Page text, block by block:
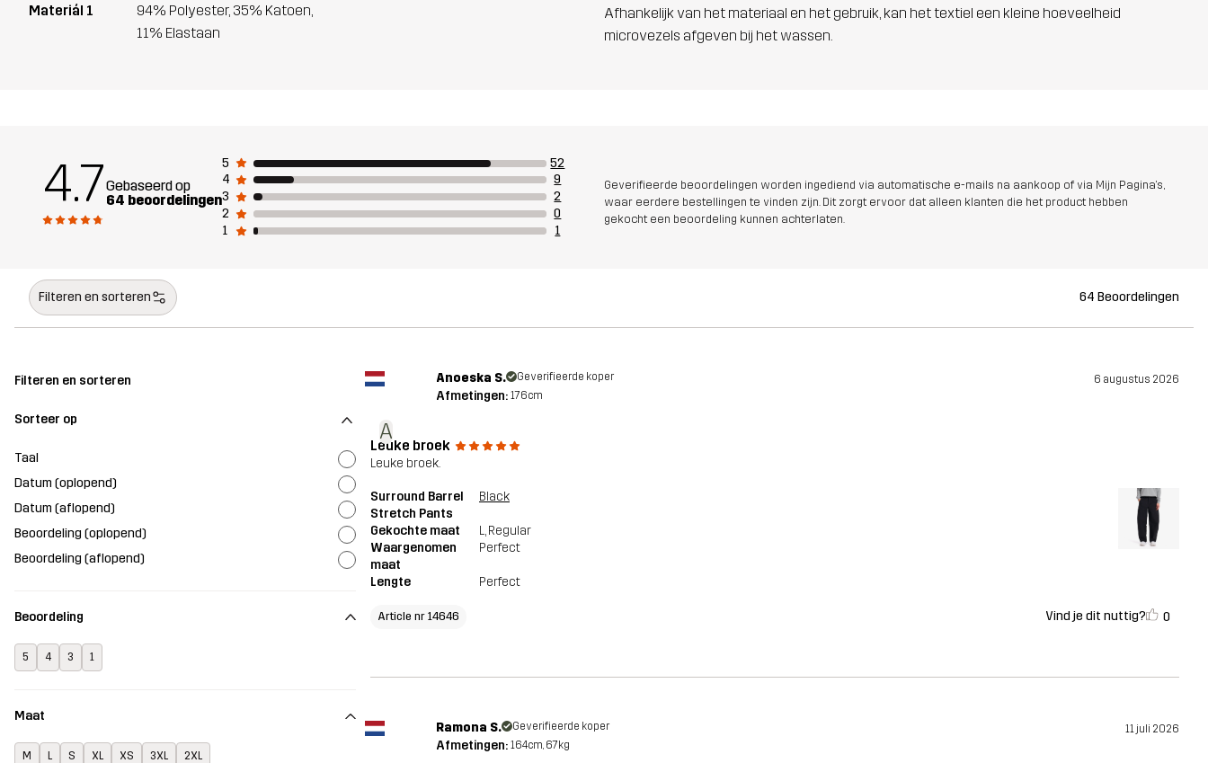
Materiál 1
94% Polyester, 35% Katoen,
11% Elastaan
Afhankelijk van het materiaal en het gebruik, kan het textiel een kleine hoeveelheid
microvezels afgeven bij het wassen.
4.7Gebaseerd op
64 beoordelingen
5
52
4
9
3
2
2
0
1
1
Geverifieerde beoordelingen worden ingediend via automatische e-mails na aankoop of via Mijn Pagina's,
waar eerdere bestellingen te vinden zijn. Dit zorgt ervoor dat alleen klanten die het product hebben
gekocht een beoordeling kunnen achterlaten.
Filteren en sorteren 64 Beoordelingen
Filteren en sorteren
Sorteer op
Taal
Datum (oplopend)
Datum (aflopend)
Beoordeling (oplopend)
Beoordeling (aflopend)
Beoordeling
5 4 3 1
Maat
M L S XL XS 3XL 2XL
A
Anoeska S. Geverifieerde koper 6 augustus 2026
Afmetingen: 176cm
Leuke broek
Leuke broek.
Surround Barrel
Stretch Pants
Black
Gekochte maat L, Regular
Waargenomen
maat
Perfect
Lengte Perfect
Article nr 14646 Vind je dit nuttig? 0
Ramona S. Geverifieerde koper 11 juli 2026
Afmetingen: 164cm, 67kg